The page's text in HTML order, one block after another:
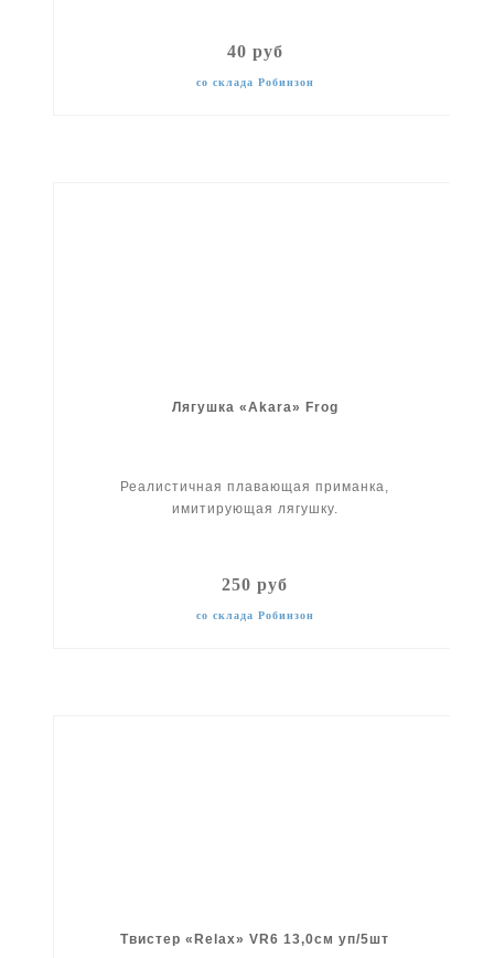
40 руб
со склада Робинзон
Лягушка «Akara» Frog
Реалистичная плавающая приманка,
имитирующая лягушку.
250 руб
со склада Робинзон
Твистер «Relax» VR6 13,0см уп/5шт